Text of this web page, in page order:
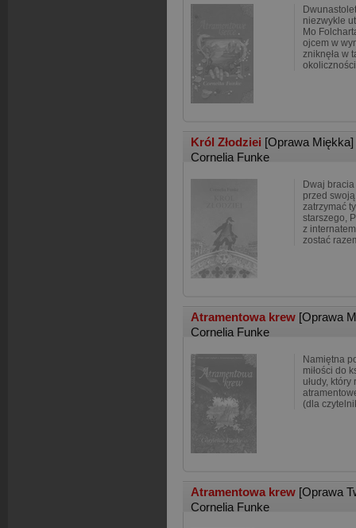
niezwykle
Mo
ojcem w
zniknęła w
Król Złodziei [Oprawa Miękka]
Cornelia Funke
Dwaj
przed
zatrzymać
starszego,
z
zostać
Atramentowa krew [Oprawa
Cornelia Funke
Namiętna
miłości do
ułudy,
(dla
Atramentowa krew [Oprawa
Cornelia Funke